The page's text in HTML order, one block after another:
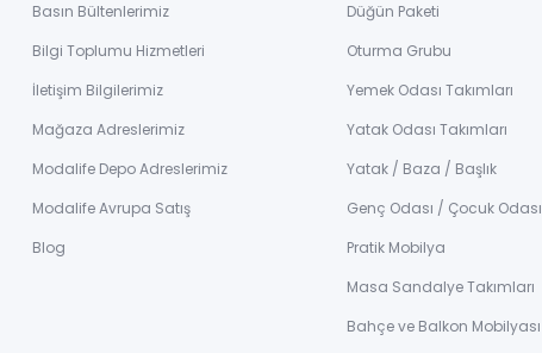
Basın Bültenlerimiz
Bilgi Toplumu Hizmetleri
İletişim Bilgilerimiz
Mağaza Adreslerimiz
Modalife Depo Adreslerimiz
Modalife Avrupa Satış
Blog
Düğün Paketi
Oturma Grubu
Yemek Odası Takımları
Yatak Odası Takımları
Yatak / Baza / Başlık
Genç Odası / Çocuk Odası
Pratik Mobilya
Masa Sandalye Takımları
Bahçe ve Balkon Mobilyası